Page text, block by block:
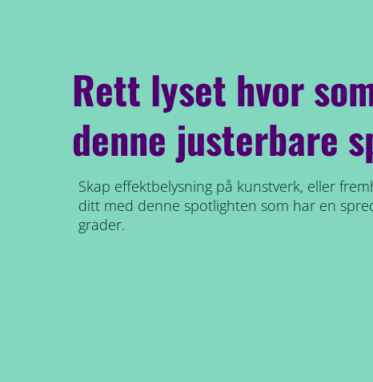
Rett lyset hvor
denne justerbare
Skap effektbelysning på kunstverk, eller
ditt med denne spotlighten som har en
grader.